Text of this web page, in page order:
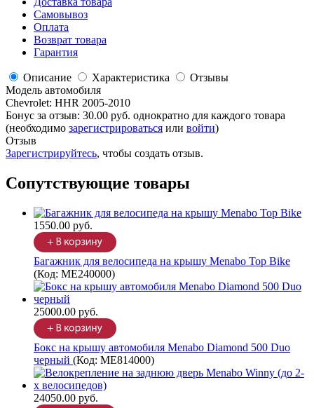
Самовывоз
Оплата
Возврат товара
Гарантия
Описание Характеристика
Отзывы
Модель автомобиля
Chevrolet: HHR 2005-2010
Бонус за отзыв: 30.00 руб. однократно для каждого товара
(необходимо зарегистрироваться или войти)
Отзыв
Зарегистрируйтесь, чтобы создать отзыв.
Сопутствующие товары
1550.00 руб.
Багажник для велосипеда на крышу Menabo Top Bike
(Код: ME240000)
25000.00 руб.
Бокс на крышу автомобиля Menabo Diamond 500 Duo
черный (Код: ME814000)
24050.00 руб.